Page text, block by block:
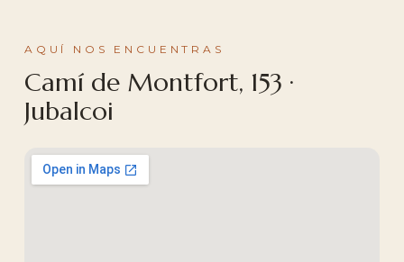
AQUÍ NOS ENCUENTRAS
Camí de Montfort, 153 ·
Jubalcoi